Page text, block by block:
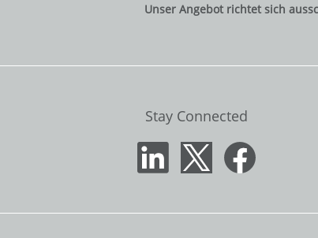
Unser Angebot richtet sich
Stay Connected